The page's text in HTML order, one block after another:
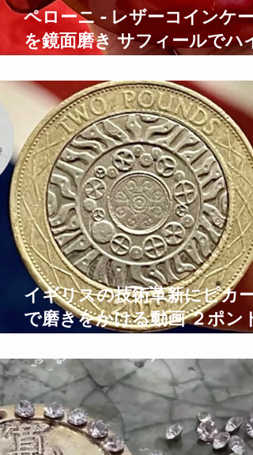
ペローニ - レザーコインケー
を鏡面磨き サフィールでハイ
how to care for leather
イギリスの技術革新にピカー
で磨きをかける動画 ２ポンド
Polishing Time Lapse